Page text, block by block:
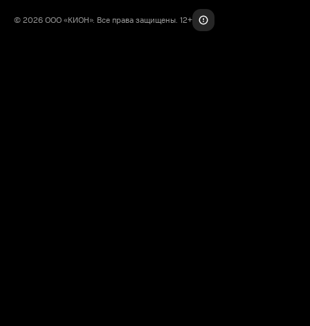
© 2026 ООО «КИОН». Все права защищены. 12+